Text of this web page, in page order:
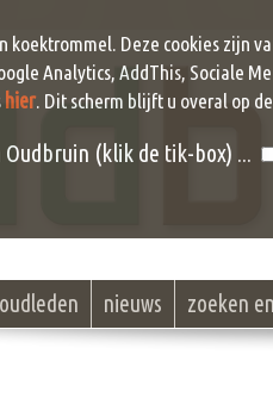
oudleden nieuws zoeken
koektrommel. Deze cookies zijn
Analytics, AddThis, Sociale
hier. Dit scherm blijft u overal op
Oudbruin (klik de tik-box) ...